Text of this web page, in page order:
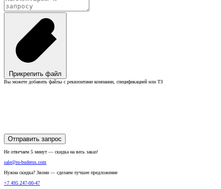
Прикрепить файл
Вы можете добавить файлы с реквизитами компании, спецификацией или ТЗ
Отправить запрос
Не отвечаем 5 минут — скидка на весь заказ!
sale@ru-buderus.com
Нужна скидка? Звони — сделаем лучшее предложение
+7 495 247-00-47